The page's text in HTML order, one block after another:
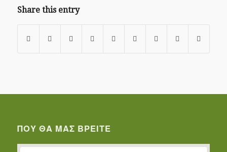
Share this entry
ΠΟΥ ΘΑ ΜΑΣ ΒΡΕΊΤΕ